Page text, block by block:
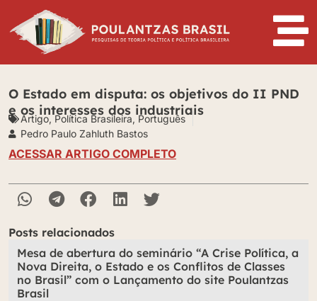
O Estado em disputa: os objetivos do II PND
e os interesses dos industriais
Artigo,Política Brasileira,Português
Pedro Paulo Zahluth Bastos
ACESSAR ARTIGO COMPLETO
Posts relacionados
Mesa de abertura do seminário “A Crise Política, a
Nova Direita, o Estado e os Conflitos de Classes
no Brasil” com o Lançamento do site Poulantzas
Brasil